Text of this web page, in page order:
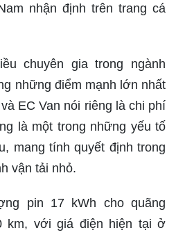
nhận định trên trang cá
chuyên gia trong ngành
những điểm mạnh lớn nhất
EC Van nói riêng là chi phí
là một trong những yếu tố
mang tính quyết định trong
vận tải nhỏ.
pin 17 kWh cho quãng
km, với giá điện hiện tại ở